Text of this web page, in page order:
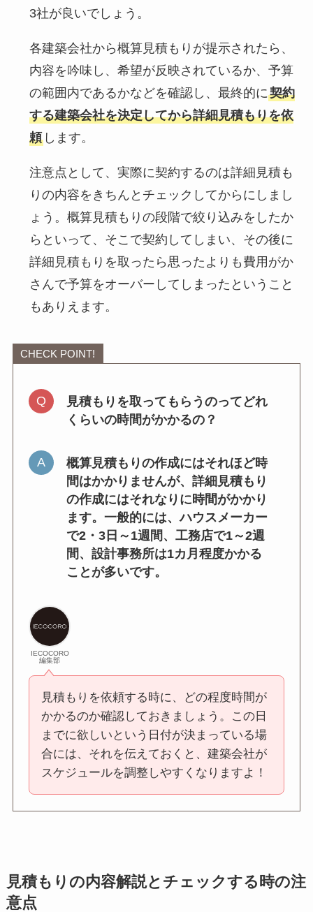
3社が良いでしょう。
各建築会社から概算見積もりが提示されたら、
内容を吟味し、希望が反映されているか、予算
の範囲内であるかなどを確認し、最終的に契約
する建築会社を決定してから詳細見積もりを依
頼します。
注意点として、実際に契約するのは詳細見積も
りの内容をきちんとチェックしてからにしまし
ょう。概算見積もりの段階で絞り込みをしたか
らといって、そこで契約してしまい、その後に
詳細見積もりを取ったら思ったよりも費用がか
さんで予算をオーバーしてしまったということ
もありえます。
CHECK POINT!
見積もりを取ってもらうのってどれ
くらいの時間がかかるの？
概算見積もりの作成にはそれほど時
間はかかりませんが、詳細見積もり
の作成にはそれなりに時間がかかり
ます。一般的には、ハウスメーカー
で2・3日～1週間、工務店で1～2週
間、設計事務所は1カ月程度かかる
ことが多いです。
IECOCORO
編集部
見積もりを依頼する時に、どの程度時間が
かかるのか確認しておきましょう。この日
までに欲しいという日付が決まっている場
合には、それを伝えておくと、建築会社が
スケジュールを調整しやすくなりますよ！
見積もりの内容解説とチェックする時の注
意点